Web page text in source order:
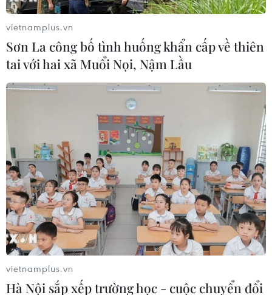
Tân Thủ tướng Anh cảnh báo EU về điều khoản "rào
chắn" nhằm duy trì đường biên giới mở giữa vùng Bắc
Ireland và Cộng hòa Ireland trong thỏa thuận Brexit đã
ký kết nhưng bị Quốc hội nước này bác bỏ.
Anh: Uy tín của đảng Bảo thủ tăng sau khi
vietnamplus.vn
Sơn La công bố tình huống khẩn cấp về thiên
tai với hai xã Muổi Nọi, Nậm Lầu
vietnamplus.vn
Hà Nội sắp xếp trường học - cuộc chuyển đổi